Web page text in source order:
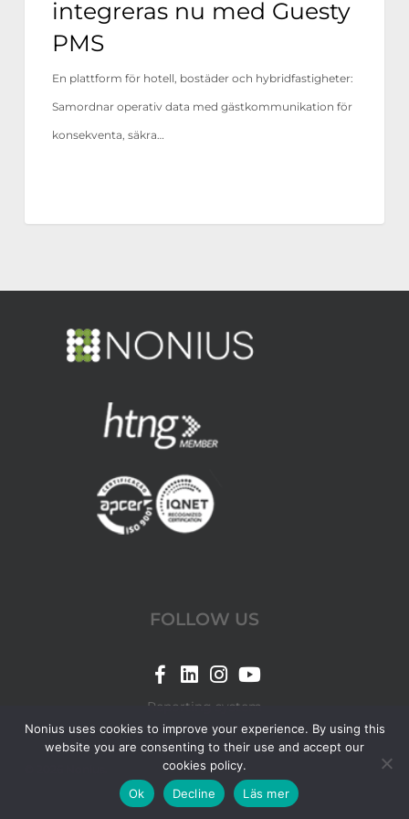
integreras nu med Guesty
PMS
En plattform för hotell, bostäder och hybridfastigheter:
Samordnar operativ data med gästkommunikation för
konsekventa, säkra…
FOLLOW US
Link
Nonius
Facebook
page
Link
Nonius
LinkedIn
page
Link
Nonius
Instagram
page
Link
Nonius
YouTube
page
Reporting system
Nonius uses cookies to improve your experience. By using this
website you are consenting to their use and accept our
cookies policy.
Ok
Decline Läs mer